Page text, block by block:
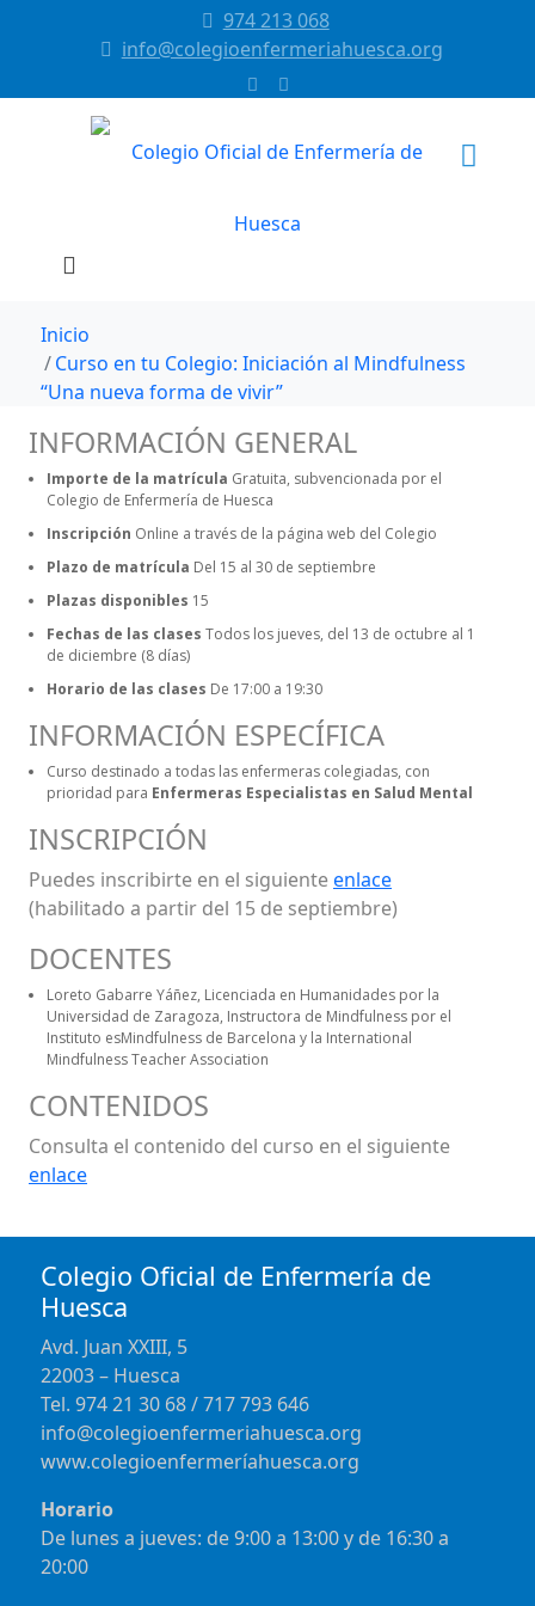
974 213 068
info@colegioenfermeriahuesca.org
Inicio
Curso en tu Colegio: Iniciación al Mindfulness
“Una nueva forma de vivir”
INFORMACIÓN GENERAL
Importe de la matrícula Gratuita, subvencionada por el
Colegio de Enfermería de Huesca
Inscripción Online a través de la página web del Colegio
Plazo de matrícula Del 15 al 30 de septiembre
Plazas disponibles 15
Fechas de las clases Todos los jueves, del 13 de octubre al 1
de diciembre (8 días)
Horario de las clases De 17:00 a 19:30
INFORMACIÓN ESPECÍFICA
Curso destinado a todas las enfermeras colegiadas, con
prioridad para Enfermeras Especialistas en Salud Mental
INSCRIPCIÓN
Puedes inscribirte en el siguienteenlace
(habilitado a partir del 15 de septiembre)
DOCENTES
Loreto Gabarre Yáñez, Licenciada en Humanidades por la
Universidad de Zaragoza, Instructora de Mindfulness por el
Instituto esMindfulness de Barcelona y la International
Mindfulness Teacher Association
CONTENIDOS
Consulta el contenido del curso en el siguiente
enlace
Colegio Oficial de Enfermería de
Huesca
Avd. Juan XXIII, 5
22003 – Huesca
Tel. 974 21 30 68 / 717 793 646
info@colegioenfermeriahuesca.org
www.colegioenfermeríahuesca.org
Horario
De lunes a jueves: de 9:00 a 13:00 y de 16:30 a
20:00